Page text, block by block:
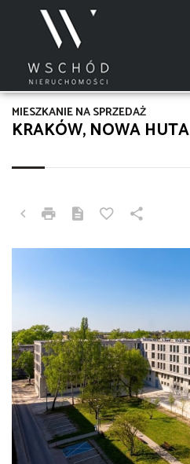
KRAKÓW, NOWA HUTA
MIESZKANIE NA SPRZEDAŻ